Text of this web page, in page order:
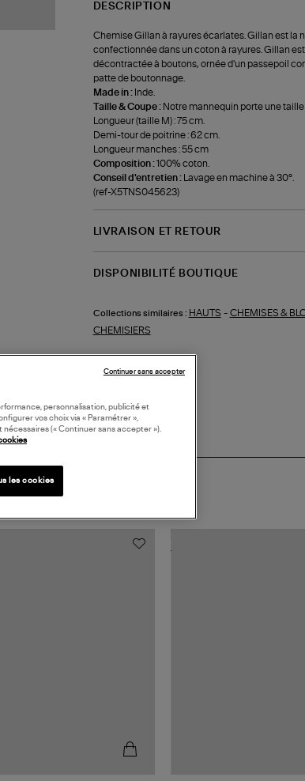
DESCRIPTION
Chemise Gillan à rayures écarlates. Gillan est la
confectionnée dans un coton à rayures. Gillan
décontractée à boutons, ornée d'un passepoil
patte de boutonnage.
Made in : Inde.
Taille & Coupe : Notre mannequin porte une taille
Longueur (taille M) : 75 cm.
Demi-tour de poitrine : 62 cm.
Longueur manches : 55 cm
Composition :100% coton.
Conseil d'entretien :
Lavage en machine à 30°.
(ref-X5TNS045623)
LIVRAISON ET RETOUR
DISPONIBILITÉ BOUTIQUE
Collections similaires : HAUTS - CHEMISES &
CHEMISIERS
personnalisation, publicité et
vos choix via « Paramétrer »,
nécessaires (« Continuer sans accepter »).
les cookies
Continuer sans accepter